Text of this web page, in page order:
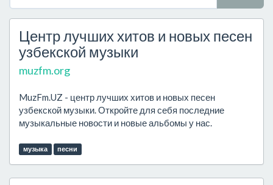
Центр лучших хитов и новых песен
узбекской музыки
muzfm.org
MuzFm.UZ - центр лучших хитов и новых песен
узбекской музыки. Откройте для себя последние
музыкальные новости и новые альбомы у нас.
музыка песни